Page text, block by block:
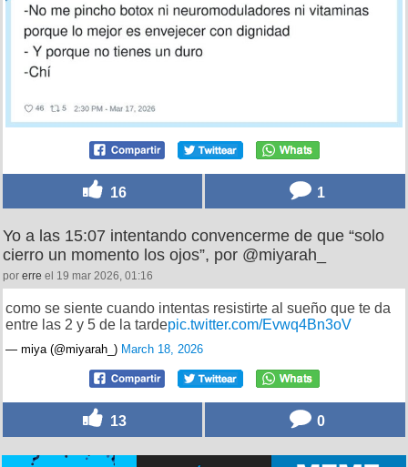
16 1
Yo a las 15:07 intentando convencerme de que “solo
cierro un momento los ojos”, por @miyarah_
por erre el 19 mar 2026, 01:16
como se siente cuando intentas resistirte al sueño que te da
entre las 2 y 5 de la tardepic.twitter.com/Evwq4Bn3oV
— miya (@miyarah_) March 18, 2026
13 0